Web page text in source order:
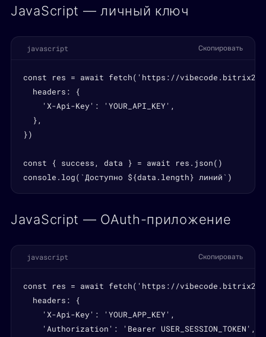
JavaScript — личный ключ
javascript Скопировать
const res = await fetch('https://
  headers: {
    'X-Api-Key': 'YOUR_API_KEY',
  },
})
const { success, data } = await res.json()
console.log(`Доступно ${data.length} линий`)
JavaScript — OAuth-приложение
javascript Скопировать
const res = await fetch('https://
  headers: {
    'X-Api-Key': 'YOUR_APP_KEY',
    'Authorization': 'Bearer USER_SESSION_TOKEN',